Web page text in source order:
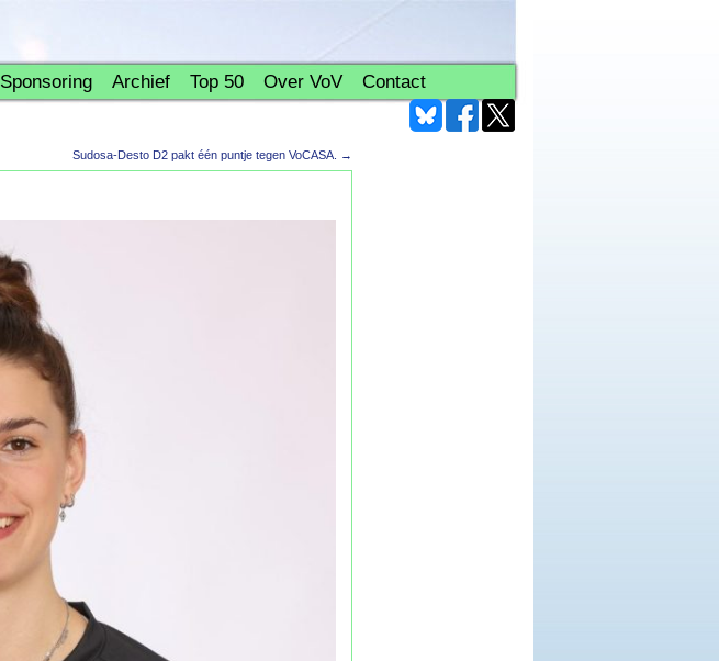
Sponsoring Archief Top 50 Over VoV Contact
Sudosa-Desto D2 pakt één puntje tegen VoCASA. →